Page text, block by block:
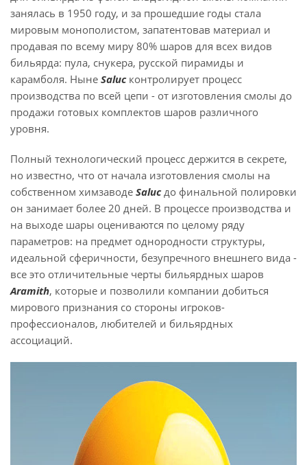
занялась в 1950 году, и за прошедшие годы стала
мировым монополистом, запатентовав материал и
продавая по всему миру 80% шаров для всех видов
бильярда: пула, снукера, русской пирамиды и
карамболя. Ныне Saluс контролирует процесс
производства по всей цепи - от изготовления смолы до
продажи готовых комплектов шаров различного
уровня.
Полный технологический процесс держится в секрете,
но известно, что от начала изготовления смолы на
собственном химзаводе Saluсдо финальной полировки
он занимает более 20 дней. В процессе производства и
на выходе шары оцениваются по целому ряду
параметров: на предмет однородности структуры,
идеальной сферичности, безупречного внешнего вида -
все это отличительные черты бильярдных шаров
Aramith, которые и позволили компании добиться
мирового признания со стороны игроков-
профессионалов, любителей и бильярдных
ассоциаций.